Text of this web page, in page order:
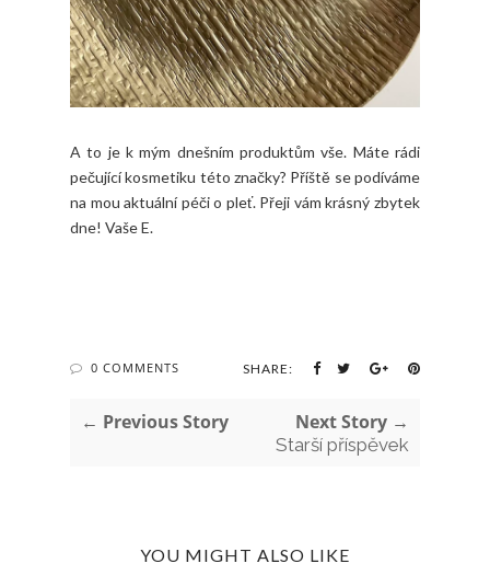
A to je k mým dnešním produktům vše. Máte rádi
pečující kosmetiku této značky? Příště se podíváme
na mou aktuální péči o pleť. Přeji vám krásný zbytek
dne! Vaše E.
0 COMMENTS SHARE:
← Previous Story Next Story →
Starší příspěvek
YOU MIGHT ALSO LIKE